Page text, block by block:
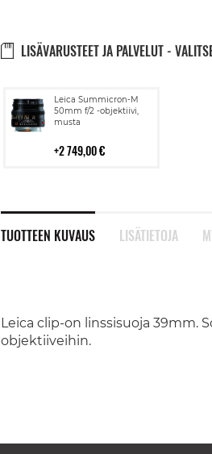
LISÄVARUSTEET JA PALVELUT -
Leica Summicron-M
50mm f/2 -objektiivi,
musta
2 749,00 €
Lisää
ostoskoriin
TUOTTEEN KUVAUS
Leica clip-on linssisuoja 39mm.
objektiiveihin.
LISÄTIETOJA